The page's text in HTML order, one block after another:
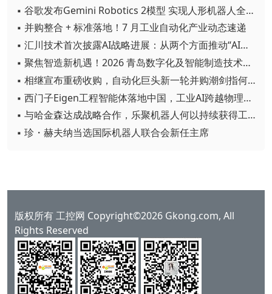
▪ 谷歌发布Gemini Robotics 2模型 实现人形机器人全身智能控制突破
▪ 并购整合 + 标准落地！7 月工业自动化产业动态速递
▪ 汇川技术首次披露AI战略进展：从两个方面推动“AI业务化”落地
▪ 聚焦智造新机遇！2026 青岛数字化及智能制造技术论坛圆满落幕
▪ 相继宣布重磅收购，自动化巨头新一轮并购潮剑指何方？
▪ 西门子Eigen工程智能体落地中国，工业AI跨越物理世界“确定性”拐点
▪ 与哈金森达成战略合作，乐聚机器人何以持续获得工业巨头青睐？
▪ 珍・赫夫纳当选国际机器人联合会新任主席
版权所有 工控网 Copyright©2026 Gkong.com, All
Rights Reserved